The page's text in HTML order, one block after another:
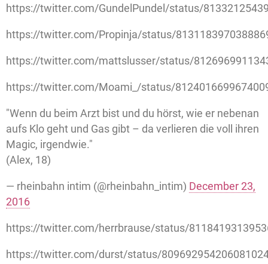
https://twitter.com/GundelPundel/status/
https://twitter.com/Propinja/status/
https://twitter.com/mattslusser/status/
https://twitter.com/Moami_/status/
"Wenn du beim Arzt bist und du hörst, wie er nebenan
aufs Klo geht und Gas gibt – da verlieren die voll ihren
Magic, irgendwie."
(Alex, 18)
— rheinbahn intim (@rheinbahn_intim) December 23,
2016
https://twitter.com/herrbrause/status/
https://twitter.com/durst/status/